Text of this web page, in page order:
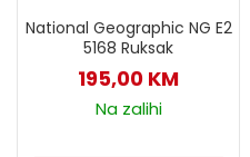
National Geographic NG E2
5168 Ruksak
195,00 KM
Na zalihi